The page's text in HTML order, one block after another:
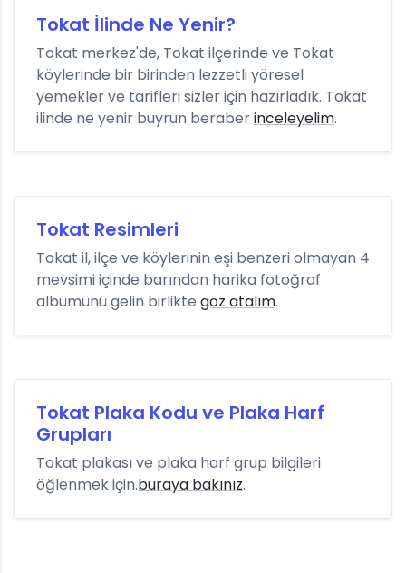
Tokat İlinde Ne Yenir?
Tokat merkez'de, Tokat ilçerinde ve Tokat
köylerinde bir birinden lezzetli yöresel
yemekler ve tarifleri sizler için hazırladık. Tokat
ilinde ne yenir buyrun beraberinceleyelim.
Tokat Resimleri
Tokat il, ilçe ve köylerinin eşi benzeri olmayan 4
mevsimi içinde barından harika fotoğraf
albümünü gelin birlikte göz atalım.
Tokat Plaka Kodu ve Plaka Harf
Grupları
Tokat plakası ve plaka harf grup bilgileri
öğlenmek için.buraya bakınız.